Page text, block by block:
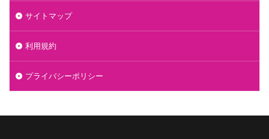
サイトマップ
利用規約
プライバシーポリシー